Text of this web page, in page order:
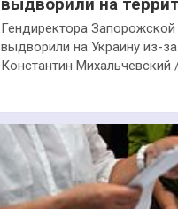
Гендиректора
выдворили на Украину из-
Константин